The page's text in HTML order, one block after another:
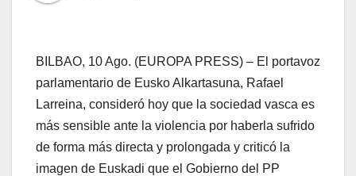
BILBAO, 10 Ago. (EUROPA PRESS) – El portavoz
parlamentario de Eusko Alkartasuna, Rafael
Larreina, consideró hoy que la sociedad vasca es
más sensible ante la violencia por haberla sufrido
de forma más directa y prolongada y criticó la
imagen de Euskadi que el Gobierno del PP